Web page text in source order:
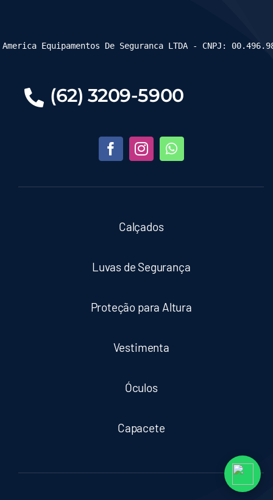
(62) 3209-5900
Calçados
Luvas de Segurança
Proteção para Altura
Vestimenta
Óculos
Capacete
Equipamentos De Seguranca LTDA - CNPJ: